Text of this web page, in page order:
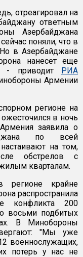
отреагировал на
ответным
Азербайджана
поняли, что в
в Азербайджане
нанесет еще
- приводит РИА
Армении
регионе на
в ночь
заявила о
по всей
на том,
обстрелов с
кварталам.
регионе крайне
распространила
конфликта 200
восьми подбитых
В Минобороны
"Мы уже
военнослужащих,
потерь у нас не